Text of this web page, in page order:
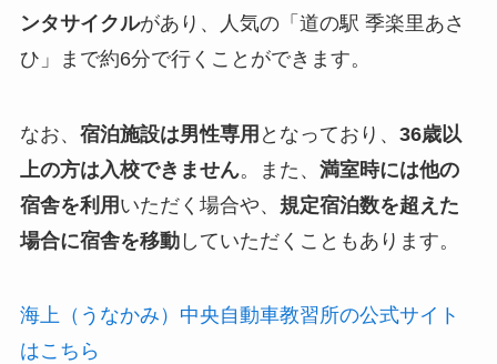
ンタサイクルがあり、人気の「道の駅 季楽里あさ
ひ」まで約6分で行くことができます。
なお、 宿泊施設は男性専用 となっており、 36歳以
上の方は入校できません。また、 満室時には他の
宿舎を利用 いただく場合や、 規定宿泊数を超えた
場合に宿舎を移動していただくこともあります。
海上（うなかみ）中央自動車教習所の公式サイト
はこちら